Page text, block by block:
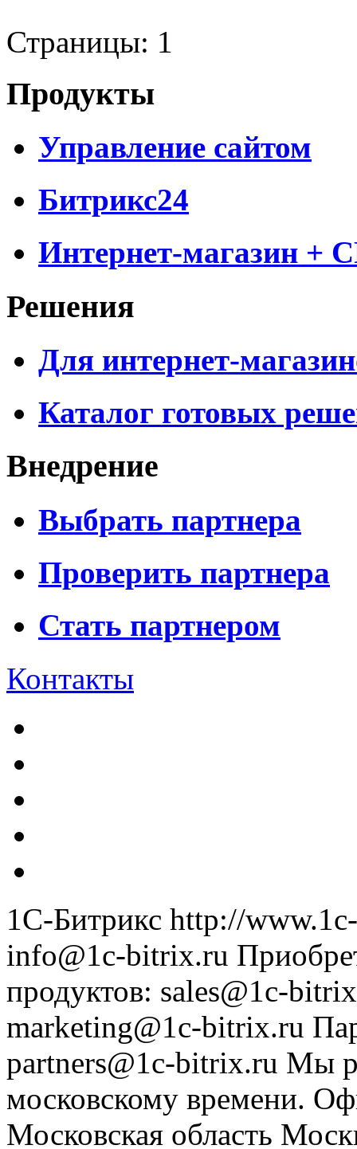
Страницы: 1
Продукты
Управление сайтом
Битрикс24
Интернет-магазин +
Решения
Для интернет-
Каталог готовых
Внедрение
Выбрать партнера
Проверить партнера
Стать партнером
Контакты
1С-Битрикс http://
info@1c-bitrix.ru
продуктов: sales@1c-
marketing@1c-bitrix.ru
partners@1c-bitrix.ru Мы
московскому времени.
Московская область